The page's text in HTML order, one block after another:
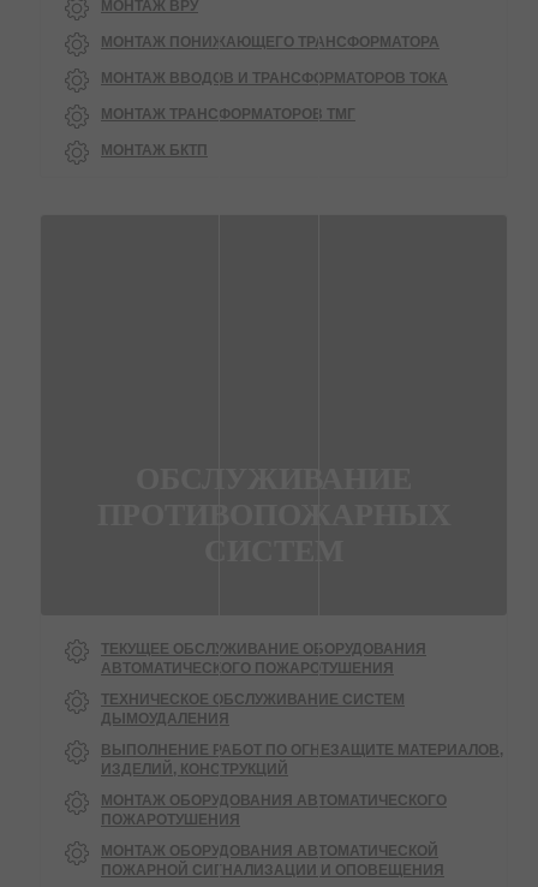
МОНТАЖ ВРУ
МОНТАЖ ПОНИЖАЮЩЕГО ТРАНСФОРМАТОРА
МОНТАЖ ВВОДОВ И ТРАНСФОРМАТОРОВ ТОКА
МОНТАЖ ТРАНСФОРМАТОРОВ ТМГ
МОНТАЖ БКТП
ТЕКУЩЕЕ ОБСЛУЖИВАНИЕ ОБОРУДОВАНИЯ
АВТОМАТИЧЕСКОГО ПОЖАРОТУШЕНИЯ
ТЕХНИЧЕСКОЕ ОБСЛУЖИВАНИЕ СИСТЕМ
ДЫМОУДАЛЕНИЯ
ВЫПОЛНЕНИЕ РАБОТ ПО ОГНЕЗАЩИТЕ МАТЕРИАЛОВ,
ИЗДЕЛИЙ, КОНСТРУКЦИЙ
МОНТАЖ ОБОРУДОВАНИЯ АВТОМАТИЧЕСКОГО
ПОЖАРОТУШЕНИЯ
МОНТАЖ ОБОРУДОВАНИЯ АВТОМАТИЧЕСКОЙ
ПОЖАРНОЙ СИГНАЛИЗАЦИИ И ОПОВЕЩЕНИЯ